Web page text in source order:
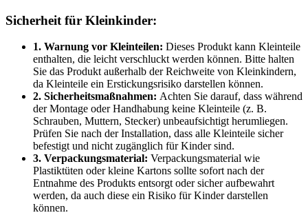
Sicherheit für Kleinkinder:
1. Warnung vor Kleinteilen: Dieses Produkt kann Kleinteile
enthalten, die leicht verschluckt werden können. Bitte halten
Sie das Produkt außerhalb der Reichweite von Kleinkindern,
da Kleinteile ein Erstickungsrisiko darstellen können.
2. Sicherheitsmaßnahmen: Achten Sie darauf, dass während
der Montage oder Handhabung keine Kleinteile (z. B.
Schrauben, Muttern, Stecker) unbeaufsichtigt herumliegen.
Prüfen Sie nach der Installation, dass alle Kleinteile sicher
befestigt und nicht zugänglich für Kinder sind.
3. Verpackungsmaterial: Verpackungsmaterial wie
Plastiktüten oder kleine Kartons sollte sofort nach der
Entnahme des Produkts entsorgt oder sicher aufbewahrt
werden, da auch diese ein Risiko für Kinder darstellen
können.